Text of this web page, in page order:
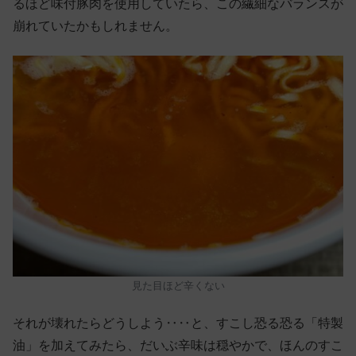
るほど味付豚肉を使用していたら、この繊細なバランスが
崩れていたかもしれません。
見た目ほど辛くない
それが壊れたらどうしよう‥‥と、すこし恐る恐る「特製
油」を加えてみたら、だいぶ辛味は穏やかで、ほんのすこ